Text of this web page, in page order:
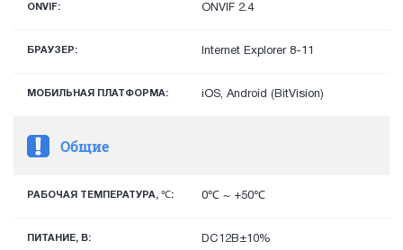
ONVIF: ONVIF 2.4
БРАУЗЕР: Internet Explorer 8-11
МОБИЛЬНАЯ ПЛАТФОРМА: iOS, Android (BitVision)
Общие
РАБОЧАЯ ТЕМПЕРАТУРА, ℃: 0℃ ~ +50℃
ПИТАНИЕ, В: DC12В±10%